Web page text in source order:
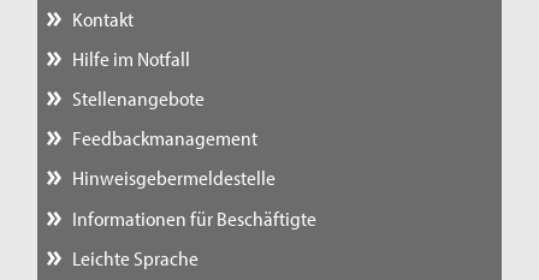
Kontakt
Hilfe im Notfall
Stellenangebote
Feedbackmanagement
Hinweisgebermeldestelle
Informationen für Beschäftigte
Leichte Sprache